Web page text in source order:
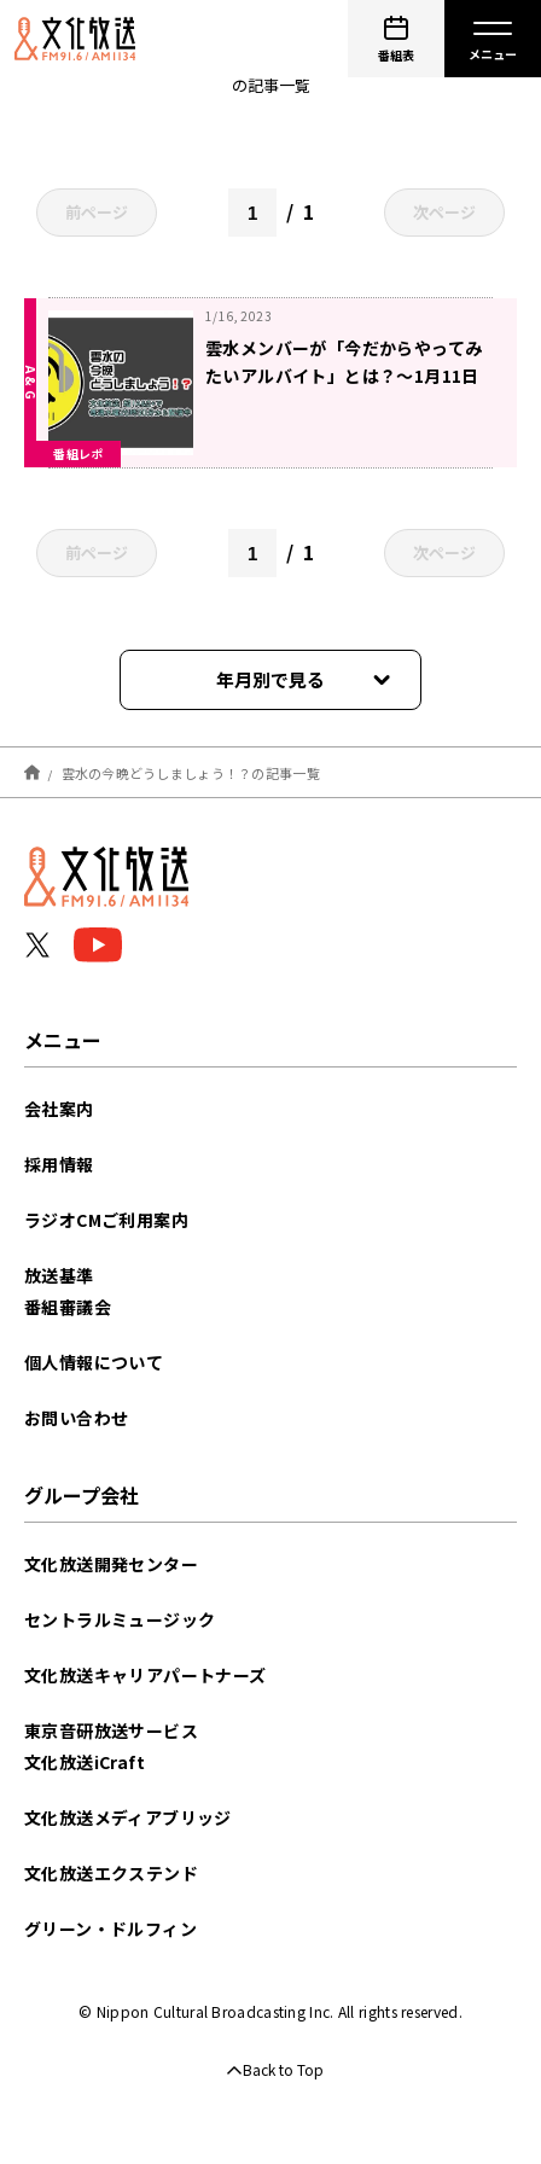
番組表
雲水の今晩どうしましょう！？
の記事一覧
前ページ 1 次ページ
番組レポ
1/16, 2023
雲水メンバーが「今だからやってみ
たいアルバイト」とは？～1月11日
前ページ 1 次ページ
年月別で見る
2023年10月
2023年09月
2023年08月
2022年11月
2022年08月
2021年05月
雲水の今晩どうしましょう！？の記事一覧
メニュー
会社案内
採用情報
ラジオCMご利用案内
放送基準
番組審議会
個人情報について
お問い合わせ
グループ会社
文化放送開発センター
セントラルミュージック
文化放送キャリアパートナーズ
東京音研放送サービス
文化放送iCraft
文化放送メディアブリッジ
文化放送エクステンド
グリーン・ドルフィン
© Nippon Cultural Broadcasting Inc. All rights reserved.
Back to Top